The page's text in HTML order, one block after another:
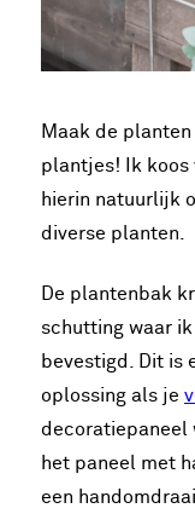
Maak de
plantjes! Ik koos
hierin natuurlijk
diverse planten.
De plantenbak
schutting waar
bevestigd. Dit is
oplossing als je
decoratiepaneel
het paneel met
een